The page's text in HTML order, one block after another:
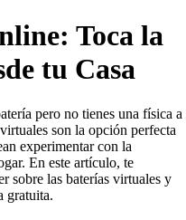
Toca la
tu Casa
pero no tienes una física a
son la opción perfecta
experimentar con la
En este artículo, te
sobre las baterías virtuales y
gratuita.